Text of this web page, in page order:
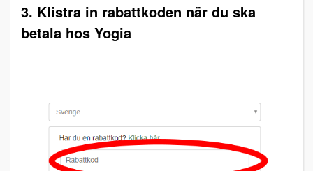
3. Klistra in rabattkoden när du ska
betala hos Yogia